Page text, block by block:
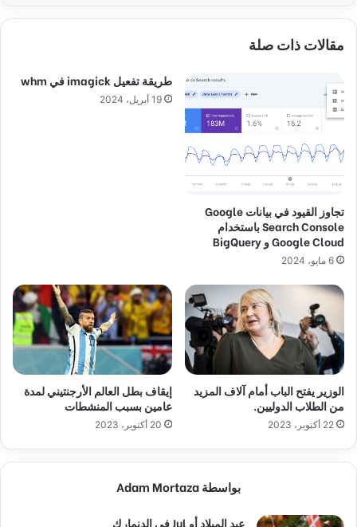
مقالات ذات صلة
تجاوز القيود في بيانات Google
Search Console باستخدام
Google Cloud و BigQuery
6 مايو، 2024
طريقة تفعيل imagick في whm
19 أبريل، 2024
الوزير يفتح الباب أمام آلاف المزيد
من الطلاب الدوليين.
22 أكتوبر، 2023
إيقاف بطل العالم الأرجنتيني لمدة
عامين بسبب المنشطات
20 أكتوبر، 2023
بواسطة Adam Mortaza
عيد الميلاد أو Jul في الدنمارك